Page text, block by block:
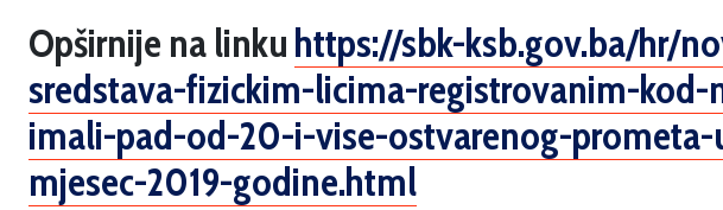
Opširnije na linku https://sbk-ksb.gov.ba/hr/
sredstava-fizickim-licima-registrovanim-kod-
imali-pad-od-20-i-vise-ostvarenog-prometa-
mjesec-2019-godine.html